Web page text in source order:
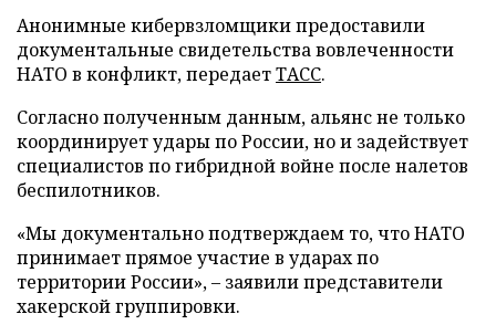
Анонимные кибервзломщики предоставили
документальные свидетельства вовлеченности
НАТО в конфликт, передаетТАСС.
Согласно полученным данным, альянс не только
координирует удары по России, но и задействует
специалистов по гибридной войне после налетов
беспилотников.
«Мы документально подтверждаем то, что НАТО
принимает прямое участие в ударах по
территории России», – заявили представители
хакерской группировки.